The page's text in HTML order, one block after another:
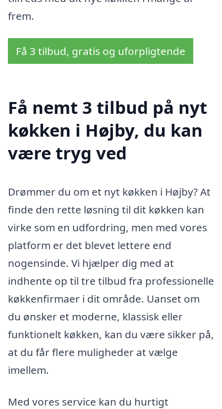
frem.
Få 3 tilbud, gratis og uforpligtende
Få nemt 3 tilbud på nyt
køkken i Højby, du kan
være tryg ved
Drømmer du om et nyt køkken i Højby? At
finde den rette løsning til dit køkken kan
virke som en udfordring, men med vores
platform er det blevet lettere end
nogensinde. Vi hjælper dig med at
indhente op til tre tilbud fra professionelle
køkkenfirmaer i dit område. Uanset om
du ønsker et moderne, klassisk eller
funktionelt køkken, kan du være sikker på,
at du får flere muligheder at vælge
imellem.
Med vores service kan du hurtigt